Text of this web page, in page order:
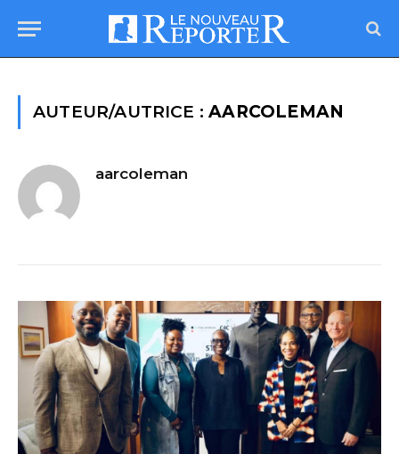
AUTEUR/AUTRICE :AARCOLEMAN
aarcoleman